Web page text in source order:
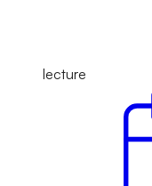
lecture